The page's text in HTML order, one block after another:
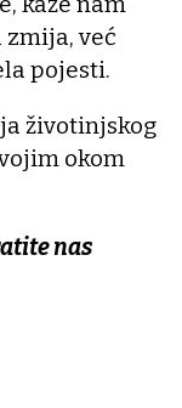
već
pojesti.
životinjskog
okom
nas